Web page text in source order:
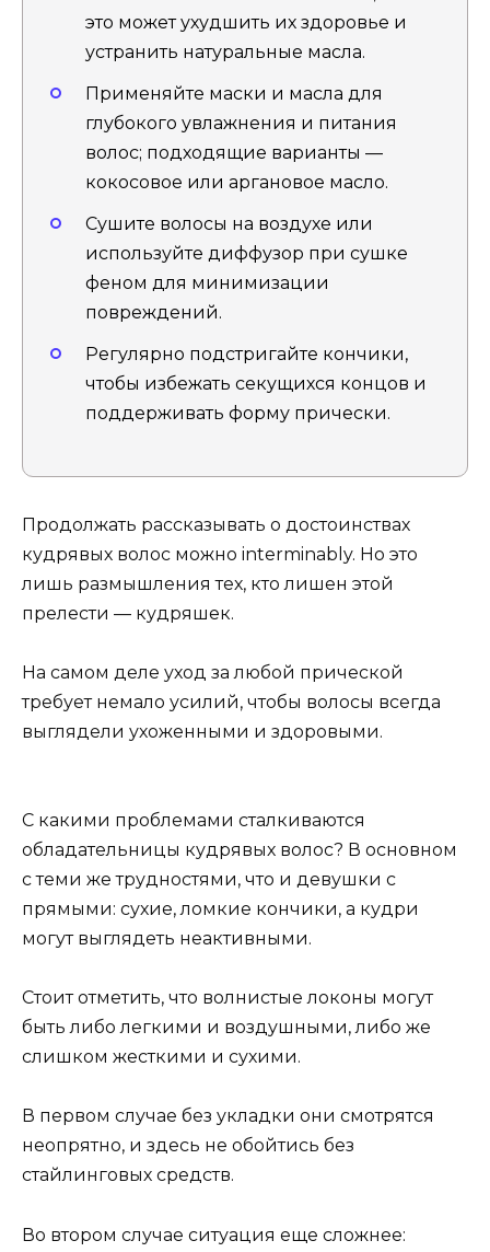
это может ухудшить их здоровье и
устранить натуральные масла.
Применяйте маски и масла для
глубокого увлажнения и питания
волос; подходящие варианты —
кокосовое или аргановое масло.
Сушите волосы на воздухе или
используйте диффузор при сушке
феном для минимизации
повреждений.
Регулярно подстригайте кончики,
чтобы избежать секущихся концов и
поддерживать форму прически.
Продолжать рассказывать о достоинствах
кудрявых волос можно interminably. Но это
лишь размышления тех, кто лишен этой
прелести — кудряшек.
На самом деле уход за любой прической
требует немало усилий, чтобы волосы всегда
выглядели ухоженными и здоровыми.
С какими проблемами сталкиваются
обладательницы кудрявых волос? В основном
с теми же трудностями, что и девушки с
прямыми: сухие, ломкие кончики, а кудри
могут выглядеть неактивными.
Стоит отметить, что волнистые локоны могут
быть либо легкими и воздушными, либо же
слишком жесткими и сухими.
В первом случае без укладки они смотрятся
неопрятно, и здесь не обойтись без
стайлинговых средств.
Во втором случае ситуация еще сложнее: